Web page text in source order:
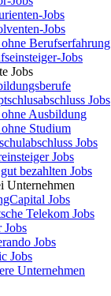
Jobs
Jobs
ohne Berufserfahrung
Jobs
Jobs
Jobs
ohne Ausbildung
ohne Studium
Jobs
Jobs
bezahlten Jobs
Unternehmen
Jobs
Telekom Jobs
Jobs
Jobs
Jobs
Unternehmen